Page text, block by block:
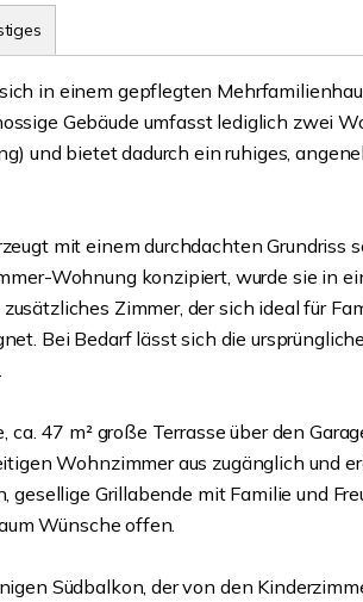
in einem gepflegten
Gebäude umfasst lediglich zwei
und bietet dadurch ein ruhiges,
mit einem durchdachten Grundriss
Wohnung konzipiert, wurde sie in
Zimmer, der sich ideal für
Bei Bedarf lässt sich die
47 m² große Terrasse über den
Wohnzimmer aus zugänglich und
Grillabende mit Familie und
Wünsche offen.
Südbalkon, der von den